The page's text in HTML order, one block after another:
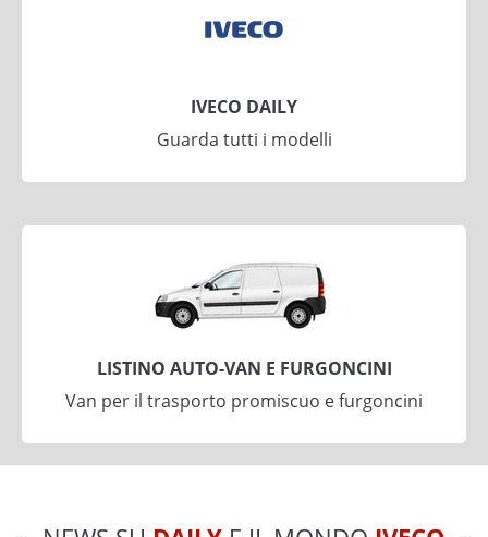
IVECO DAILY
Guarda tutti i modelli
LISTINO AUTO-VAN E FURGONCINI
Van per il trasporto promiscuo e furgoncini